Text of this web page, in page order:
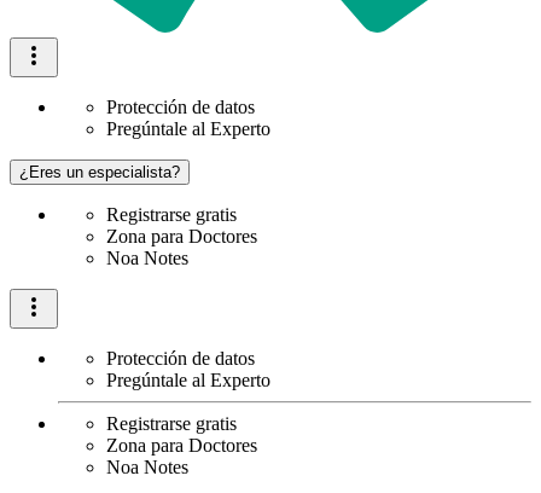
Protección de datos
Pregúntale al Experto
¿Eres un especialista?
Registrarse gratis
Zona para Doctores
Noa Notes
Protección de datos
Pregúntale al Experto
Registrarse gratis
Zona para Doctores
Noa Notes